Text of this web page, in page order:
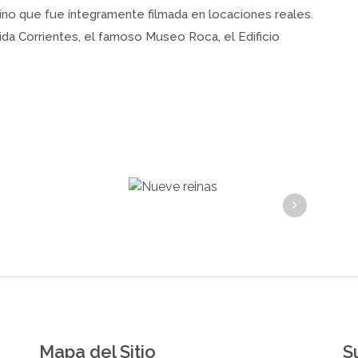
que fue íntegramente filmada en locaciones reales.
Corrientes, el famoso Museo Roca, el Edificio
Mapa del Sitio